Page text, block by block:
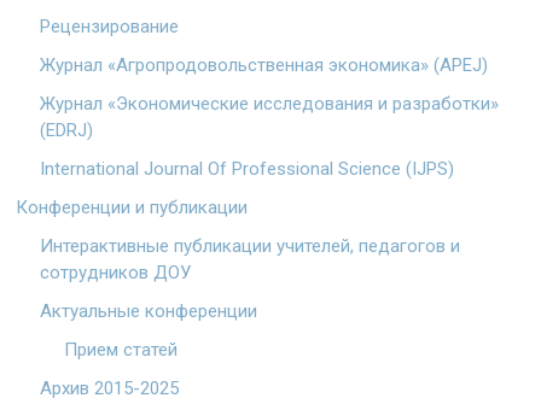
Рецензирование
Журнал «Агропродовольственная экономика» (APEJ)
Журнал «Экономические исследования и разработки»
(EDRJ)
International Journal Of Professional Science (IJPS)
Конференции и публикации
Интерактивные публикации учителей, педагогов и
сотрудников ДОУ
Актуальные конференции
Прием статей
Архив 2015-2025